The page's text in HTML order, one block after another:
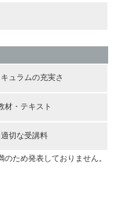
ュラムの充実さ
材・テキスト
適切な受講料
ため発表しておりません。